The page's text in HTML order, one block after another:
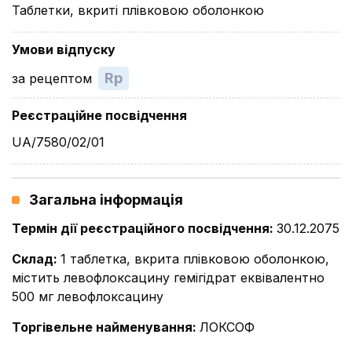
Таблетки, вкриті плівковою оболонкою
Умови відпуску
за рецептом
Rp
Реєстраційне посвідчення
UA/7580/02/01
Загальна інформація
Термін дії реєстраційного посвідчення: 30.12.2075
Склад: 1 таблетка, вкрита плівковою оболонкою,
містить левофлоксацину гемігідрат еквівалентно
500 мг левофлоксацину
Торгівельне найменування: ЛОКСОФ